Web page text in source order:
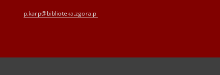
p.karp@biblioteka.zgora.pl